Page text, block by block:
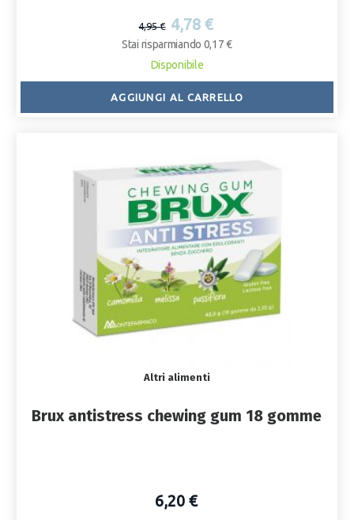
4,95 € 4,78 €
Stai risparmiando 0,17 €
Disponibile
AGGIUNGI AL CARRELLO
Altri alimenti
Brux antistress chewing gum 18 gomme
6,20 €